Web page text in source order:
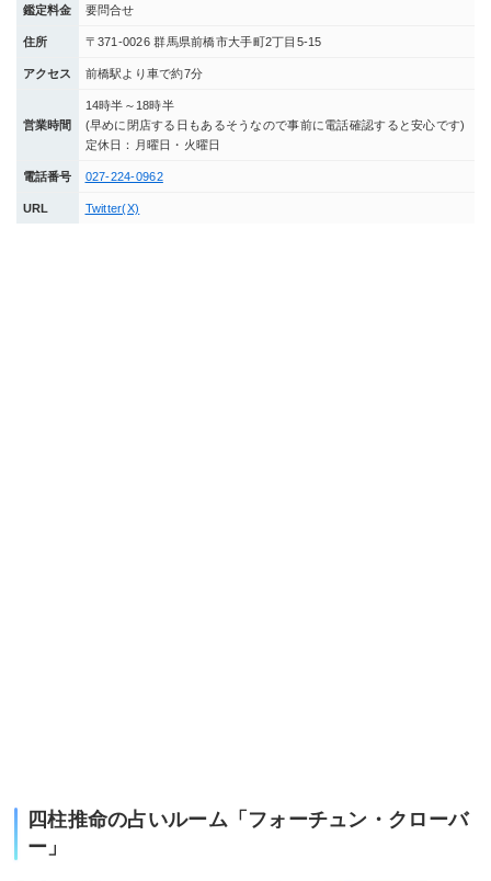
鑑定料金 要問合せ
住所 〒371-0026 群馬県前橋市大手町2丁目5-15
アクセス 前橋駅より車で約7分
営業時間
14時半～18時半
(早めに閉店する日もあるそうなので事前に電話確認すると安心です)
定休日：月曜日・火曜日
電話番号 027-224-0962
URL Twitter(X)
四柱推命の占いルーム「フォーチュン・クローバ
ー」